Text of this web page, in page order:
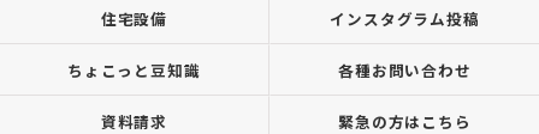
住宅設備 インスタグラム投稿
ちょこっと豆知識 各種お問い合わせ
資料請求 緊急の方はこちら